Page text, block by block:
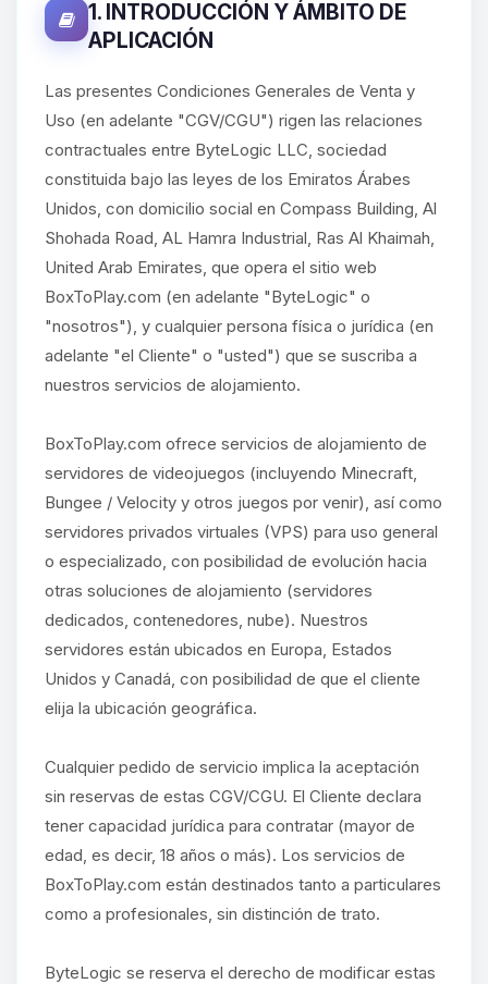
1. INTRODUCCIÓN Y ÁMBITO DE
APLICACIÓN
Las presentes Condiciones Generales de Venta y
Uso (en adelante "CGV/CGU") rigen las relaciones
contractuales entre ByteLogic LLC, sociedad
constituida bajo las leyes de los Emiratos Árabes
Unidos, con domicilio social en Compass Building, Al
Shohada Road, AL Hamra Industrial, Ras Al Khaimah,
United Arab Emirates, que opera el sitio web
BoxToPlay.com (en adelante "ByteLogic" o
"nosotros"), y cualquier persona física o jurídica (en
adelante "el Cliente" o "usted") que se suscriba a
nuestros servicios de alojamiento.
BoxToPlay.com ofrece servicios de alojamiento de
servidores de videojuegos (incluyendo Minecraft,
Bungee / Velocity y otros juegos por venir), así como
servidores privados virtuales (VPS) para uso general
o especializado, con posibilidad de evolución hacia
otras soluciones de alojamiento (servidores
dedicados, contenedores, nube). Nuestros
servidores están ubicados en Europa, Estados
Unidos y Canadá, con posibilidad de que el cliente
elija la ubicación geográfica.
Cualquier pedido de servicio implica la aceptación
sin reservas de estas CGV/CGU. El Cliente declara
tener capacidad jurídica para contratar (mayor de
edad, es decir, 18 años o más). Los servicios de
BoxToPlay.com están destinados tanto a particulares
como a profesionales, sin distinción de trato.
ByteLogic se reserva el derecho de modificar estas